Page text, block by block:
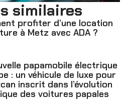
similaires
profiter d’une location
à Metz avec ADA ?
papamobile électrique
: un véhicule de luxe pour
inscrit dans l’évolution
des voitures papales